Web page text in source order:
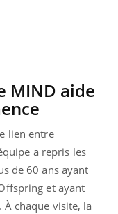
MIND aide
lien entre
a repris les
de 60 ans ayant
et ayant
chaque visite, la